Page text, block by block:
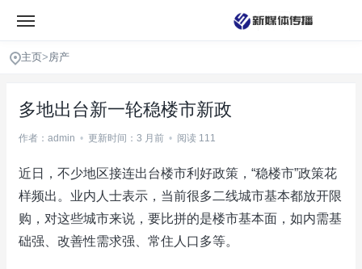
主页>房产
多地出台新一轮稳楼市新政
作者：admin • 更新时间：3 月前 • 阅读 111
近日，不少地区接连出台楼市利好政策，“稳楼市”政策花
样频出。业内人士表示，当前很多二线城市基本都放开限
购，对这些城市来说，要比拼的是楼市基本面，如内需基
础强、改善性需求强、常住人口多等。